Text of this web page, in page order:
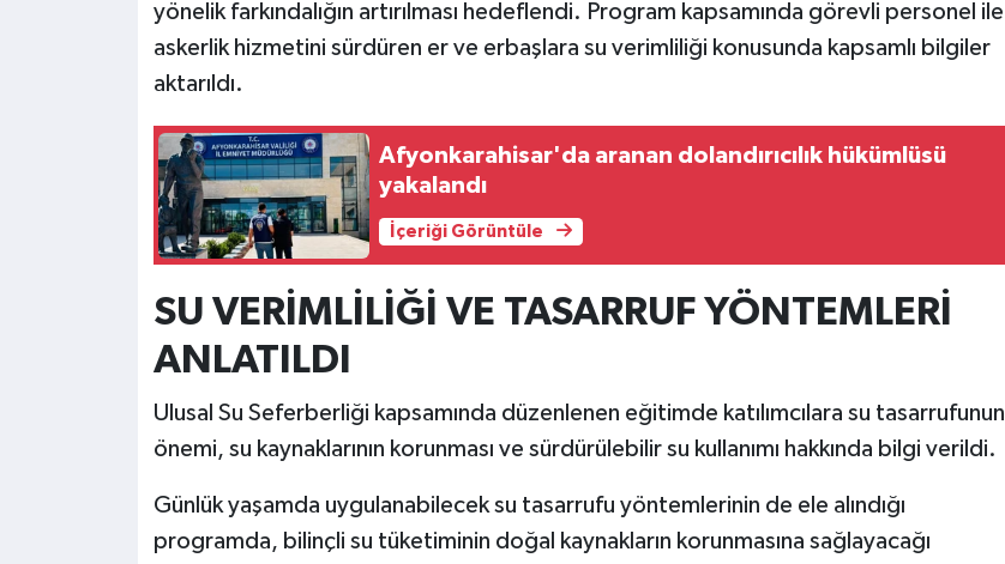
yönelik farkındalığın artırılması hedeflendi. Program kapsamında görevli personel ile
askerlik hizmetini sürdüren er ve erbaşlara su verimliliği konusunda kapsamlı bilgiler
aktarıldı.
Afyonkarahisar'da aranan dolandırıcılık hükümlüsü
yakalandı
İçeriği Görüntüle
SU VERİMLİLİĞİ VE TASARRUF YÖNTEMLERİ
ANLATILDI
Ulusal Su Seferberliği kapsamında düzenlenen eğitimde katılımcılara su tasarrufunun
önemi, su kaynaklarının korunması ve sürdürülebilir su kullanımı hakkında bilgi verildi.
Günlük yaşamda uygulanabilecek su tasarrufu yöntemlerinin de ele alındığı
programda, bilinçli su tüketiminin doğal kaynakların korunmasına sağlayacağı